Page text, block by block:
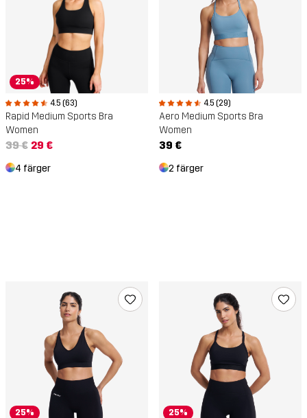
25%
4.5 (63)
Rapid Medium Sports Bra
Women
39 € 29 €
4 färger
4.5 (29)
Aero Medium Sports Bra
Women
39 €
2 färger
25% 25%